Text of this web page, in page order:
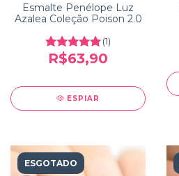
Esmalte Penélope Luz
Azalea Coleção Poison 2.0
(1)
R$63,90
ESPIAR
ESGOTADO